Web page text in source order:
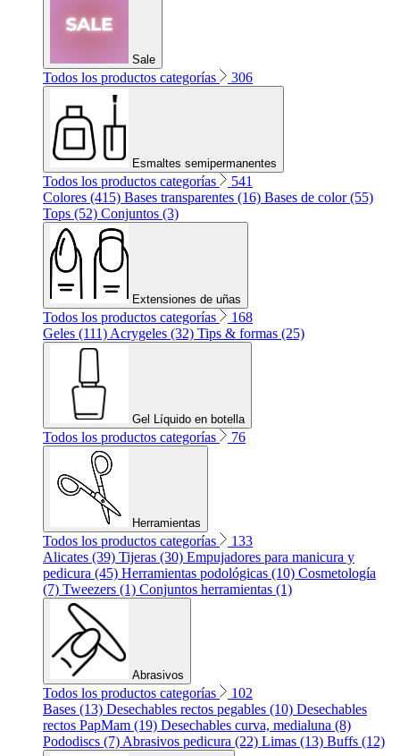
Sale
Todos los productos categorías 306
Esmaltes semipermanentes
Todos los productos categorías
541
Colores (415) Bases transparentes (16) Bases de color (55)
Tops (52) Conjuntos (3)
Extensiones de uñas
Todos los productos categorías
168
Geles (111) Acrygeles (32) Tips & formas (25)
Gel Líquido en botella
Todos los productos categorías 76
Herramientas
Todos los productos categorías
133
Alicates (39) Tijeras (30) Empujadores para manicura y
pedicura (45) Herramientas podológicas (10) Cosmetología
(7) Tweezers (1) Conjuntos herramientas (1)
Abrasivos
Todos los productos categorías
102
Bases (13) Desechables rectos pegables (10) Desechables
rectos PapMam (19) Desechables curva, medialuna (8)
Pododiscs (7) Abrasivos pedicura (22) Limas (13) Buffs (12)